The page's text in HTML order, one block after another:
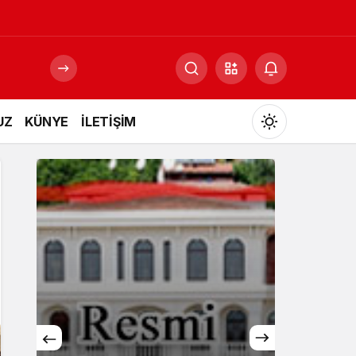
KÜNYE İLETİŞİM
Mod
değiştir
Gündüz Modu
Gece Modu
Gece modunu seçin.